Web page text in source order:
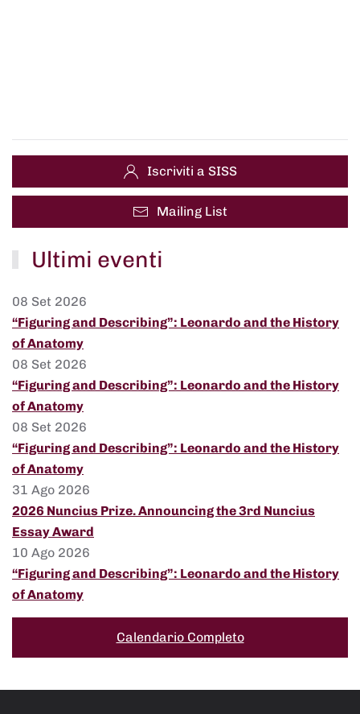
Iscriviti a SISS
Mailing List
Ultimi eventi
08 Set 2026
“Figuring and Describing”: Leonardo and the History
of Anatomy
08 Set 2026
“Figuring and Describing”: Leonardo and the History
of Anatomy
08 Set 2026
“Figuring and Describing”: Leonardo and the History
of Anatomy
31 Ago 2026
2026 Nuncius Prize. Announcing the 3rd Nuncius
Essay Award
10 Ago 2026
“Figuring and Describing”: Leonardo and the History
of Anatomy
Calendario Completo